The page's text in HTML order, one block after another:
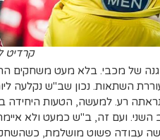
קרדיט
של מכבי. בלא מעט משחקים
השתאות. נכון שב"ש נקלעה
רע. למעשה, הטעות היחידה
השני. ועם זה, ב"ש כמעט ולא
עבודה פשוט מושלמת, כשהשחקן